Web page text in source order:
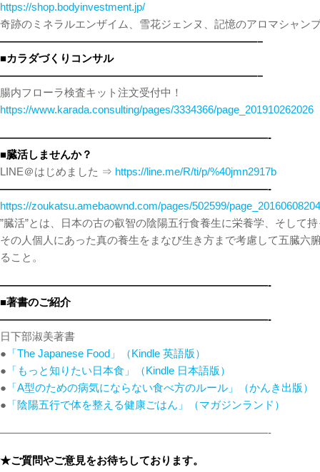
https://shop.bodyinvestment.jp/
奇跡のミネラルエンザイム、雪花ジェンヌ、記憶のアロマシャン
————————————————————————–
■カラダづくりコンサル
————————————————————————–
腸内フローラ検査キット注文受付中！
https://www.karada.consulting/pages/3334366/page_201910262026
—————————————————————————-
■臓活しませんか？
LINE＠はじめました ⇒ https://line.me/R/ti/p/%40jmn2917b
—————————————————————————-
https://zoukatsu.amebaownd.com/pages/502599/
”臓活”とは、日本の古の叡智の陰陽五行食養生に栄養学、そして
その人個人にあった真の養生をまなび生き方まで考慮して五臓六
ること。
—————————————————————————-
■著書のご紹介
—————————————————————————-
日下部淑美著書
● 「The Japanese Food」（Kindle 英語版）
● 「もっと知りたい日本食」（Kindle 日本語版）
● 「A型のための病気にならない食べ方のルール」（かんき出版）
● 「陰陽五行で体を整える健康ごはん」（マガジンランド）
—————————————————————————-
★ご質問やご意見をお待ちしております。